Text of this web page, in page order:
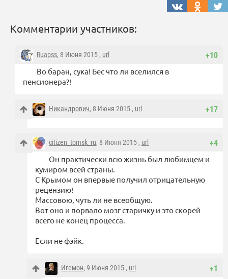
Комментарии участников:
+10
Ruapss, 8 Июня 2015 , url
Во баран, сука! Бес что ли вселился в
пенсионера?!
+17
Никандрович, 8 Июня 2015 , url
+4
citizen_tomsk_ru, 8 Июня 2015 , url
Он практически всю жизнь был любимцем и
кумиром всей страны.
С Крымом он впервые получил отрицательную
рецензию!
Массовою, чуть ли не всеобщую.
Вот оно и порвало мозг старичку и это скорей
всего не конец процесса.
Если не фэйк.
+1
Игемон, 9 Июня 2015 , url